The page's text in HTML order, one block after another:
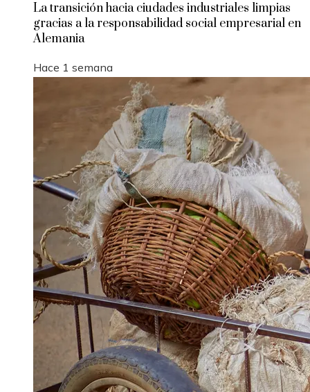
La transición hacia ciudades industriales limpias
gracias a la responsabilidad social empresarial en
Alemania
Hace 1 semana